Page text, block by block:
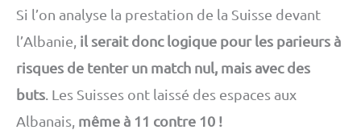
Si l’on analyse la prestation de la Suisse devant
l’Albanie, il serait donc logique pour les parieurs à
risques de tenter un match nul, mais avec des
buts . Les Suisses ont laissé des espaces aux
Albanais, même à 11 contre 10 !